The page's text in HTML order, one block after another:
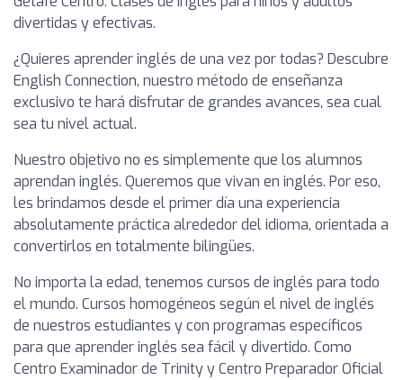
divertidas y efectivas.
¿Quieres aprender inglés de una vez por todas? Descubre
English Connection, nuestro método de enseñanza
exclusivo te hará disfrutar de grandes avances, sea cual
sea tu nivel actual.
Nuestro objetivo no es simplemente que los alumnos
aprendan inglés. Queremos que vivan en inglés. Por eso,
les brindamos desde el primer día una experiencia
absolutamente práctica alrededor del idioma, orientada a
convertirlos en totalmente bilingües.
No importa la edad, tenemos cursos de inglés para todo
el mundo. Cursos homogéneos según el nivel de inglés
de nuestros estudiantes y con programas específicos
para que aprender inglés sea fácil y divertido. Como
Centro Examinador de Trinity y Centro Preparador Oficial